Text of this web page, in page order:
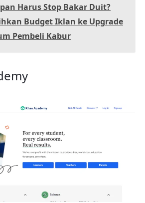
Harus Stop Bakar Duit?
Budget Iklan ke Upgrade
Pembeli Kabur